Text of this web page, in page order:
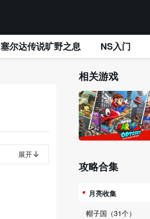
塞尔达传说旷野之息 NS入门
展开
相关游戏
攻略合集
月亮收集
帽子国（31个）